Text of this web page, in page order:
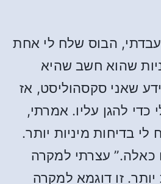
הבוס שלח לי אחת
שהוא חשב שהיא
שאני סקסהוליסט, אז
כדי להגן עליו. אמרתי,
בדיחות מיניות יותר.
כאלה.” עצרתי למקרה
זו דוגמא למקרה